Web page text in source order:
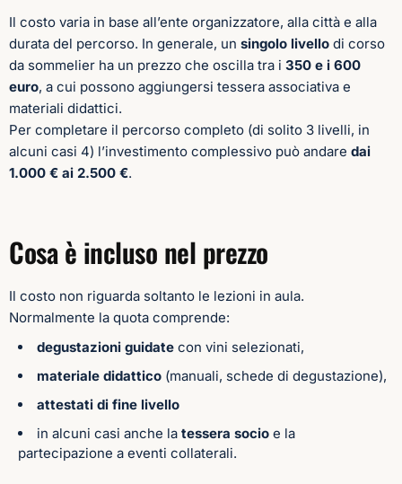
Il costo varia in base all’ente organizzatore, alla città e alla
durata del percorso. In generale, un singolo livello di corso
da sommelier ha un prezzo che oscilla tra i 350 e i 600
euro, a cui possono aggiungersi tessera associativa e
materiali didattici.
Per completare il percorso completo (di solito 3 livelli, in
alcuni casi 4) l’investimento complessivo può andare dai
1.000 € ai 2.500 €.
Cosa è incluso nel prezzo
Il costo non riguarda soltanto le lezioni in aula.
Normalmente la quota comprende:
degustazioni guidate con vini selezionati,
materiale didattico (manuali, schede di degustazione),
attestati di fine livello
in alcuni casi anche la tessera socio e la
partecipazione a eventi collaterali.